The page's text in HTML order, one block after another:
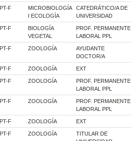
PT-F
MICROBIOLOGÍA
I ECOLOGÍA
CATEDRÁTICO/A DE
UNIVERSIDAD
PT-F
BIOLOGÍA
VEGETAL
PROF. PERMANENTE
LABORAL PPL
PT-F ZOOLOGÍA
AYUDANTE
DOCTOR/A
PT-F ZOOLOGÍA EXT
PT-F ZOOLOGÍA
PROF. PERMANENTE
LABORAL PPL
PT-F ZOOLOGÍA
PROF. PERMANENTE
LABORAL PPL
PT-F ZOOLOGÍA EXT
PT-F ZOOLOGÍA
TITULAR DE